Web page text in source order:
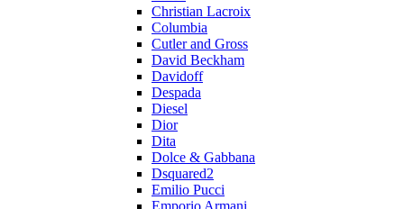
Christian Lacroix
Columbia
Cutler and Gross
David Beckham
Davidoff
Despada
Diesel
Dior
Dita
Dolce & Gabbana
Dsquared2
Emilio Pucci
Emporio Armani